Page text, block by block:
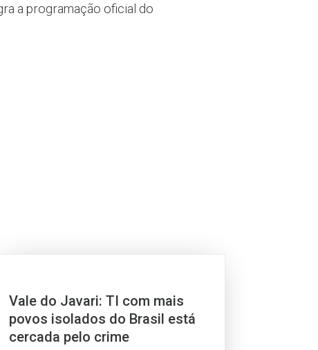
a programação oficial do
Vale do Javari: TI com mais
povos isolados do Brasil está
cercada pelo crime